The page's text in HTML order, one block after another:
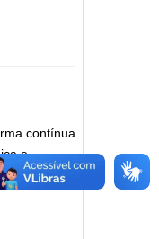
contínua
e